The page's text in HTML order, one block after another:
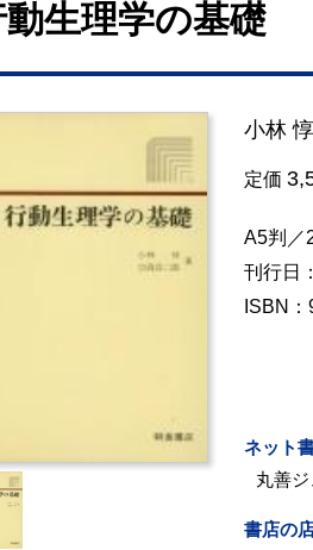
生理学の基礎
小林 惇
定価
A5判／
刊行日
ISBN
ネット
丸善
書店の